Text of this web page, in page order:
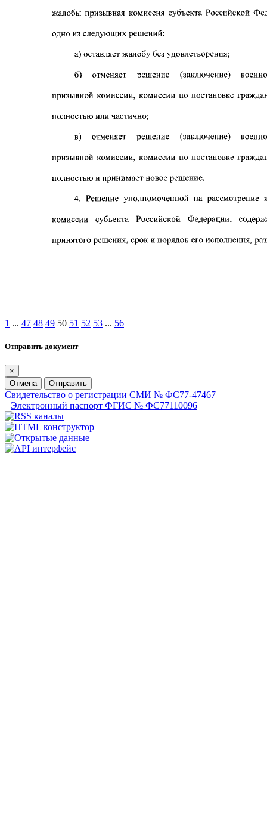
1 ... 47 48 49 50 51 52 53 ... 56
Отправить документ
×
Отмена
Отправить
Свидетельство о регистрации СМИ № ФС77-47467
Электронный паспорт ФГИС № ФС77110096